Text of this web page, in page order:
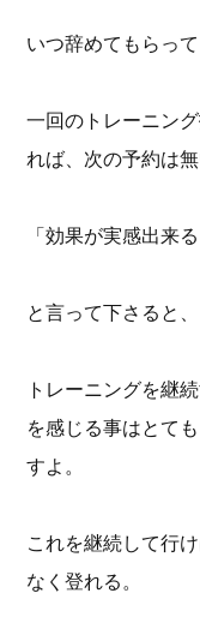
いつ辞めてもらっ
一回のトレーニン
れば、次の予約は
「効果が実感出来
と言って下さると
トレーニングを継
を感じる事はとて
すよ。
これを継続して行
なく登れる。